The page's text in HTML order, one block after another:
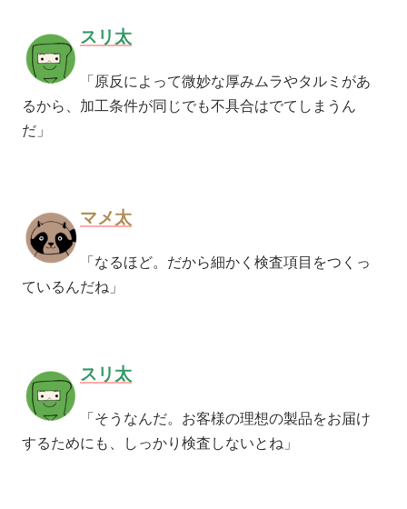
スリ太
「原反によって微妙な厚みムラやタルミがあ
るから、加工条件が同じでも不具合はでてしまうん
だ」
マメ太
「なるほど。だから細かく検査項目をつくっ
ているんだね」
スリ太
「そうなんだ。お客様の理想の製品をお届け
するためにも、しっかり検査しないとね」